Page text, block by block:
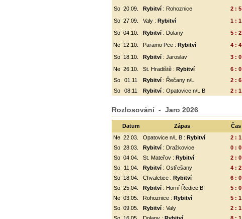
So 20.09. Rybitví : Rohoznice
2 : 5
So 27.09. Valy : Rybitví
1 : 1
So 04.10. Rybitví : Dolany
5 : 2
Ne 12.10. Paramo Pce : Rybitví
4 : 4
So
18.10. Rybitví: Jaroslav
3 : 0
Ne 26.10. St. Hradiště : Rybitví
6 : 0
So
01.11 Rybitví: Řečany n/L
2 : 6
So
08.11 Rybitví: Opatovice n/L B 2 : 1
Rozlosování - Jaro 2026
Datum Zápas
Čas
Ne 22.03. Opatovice n/L B : Rybitví
2 : 1
So 28.03. Rybitví: Dražkovice
0 : 0
So 04.04. St. Mateřov : Rybitví
2 : 0
So
11.04. Rybitví : Ostřešany
4 : 2
So
18.04. Chvaletice : Rybitví
6 : 0
So 25.04. Rybitví : Horní Ředice B
5 : 0
Ne 03.05. Rohoznice : Rybitví
5 : 1
So 09.05. Rybitví : Valy
2 : 1